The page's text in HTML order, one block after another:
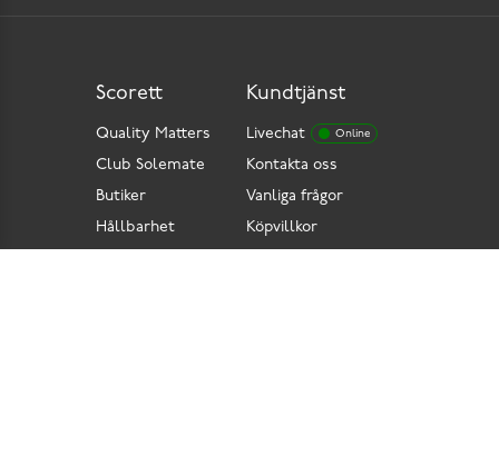
Kundtjänst
Livechat Online
Kontakta oss
Vanliga frågor
Köpvillkor
Scorett
Quality Matters
Club Solemate
Butiker
Hållbarhet